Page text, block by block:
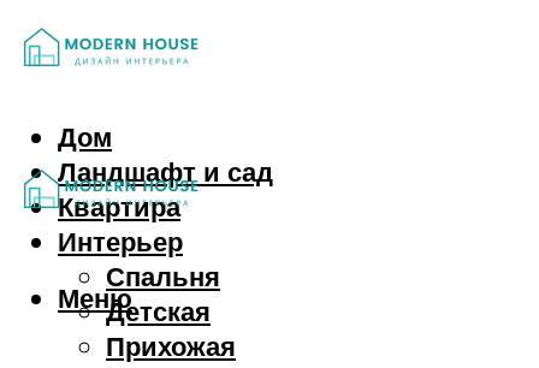
Дом
Ландшафт и сад
Квартира
Интерьер
Спальня
Детская
Прихожая
Меню